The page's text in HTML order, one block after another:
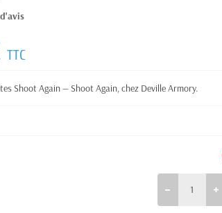
TTC
Shoot Again — Shoot Again, chez Deville Armory.